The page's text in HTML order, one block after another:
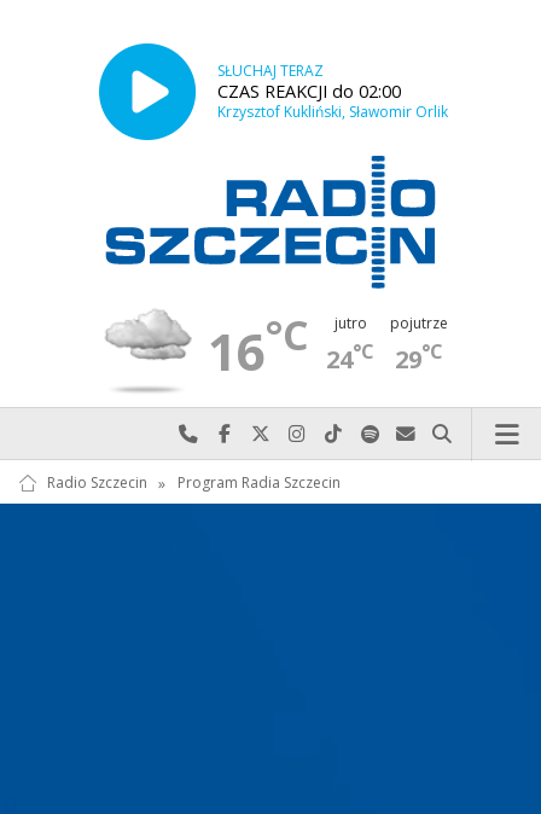
SŁUCHAJ TERAZ
CZAS REAKCJI do 02:00
Krzysztof Kukliński, Sławomir Orlik
16°C jutro
24°C
pojutrze
29°C
Najlepiej po prostu do nas zadzwoń
Odwiedź nas na Facebook-u
Odwiedź nas na X
Odwiedź nas na Instagram-ie
Odwiedź nas na TikTok-u
Szukaj nas na Spotify
Wyślij do nas
Szukaj
Radio Szczecin » Program Radia Szczecin